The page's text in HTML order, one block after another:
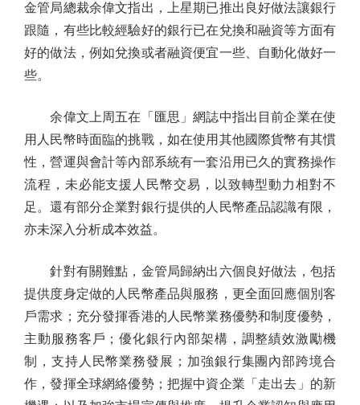
金管局總裁余偉文指出，上星期已推出良好做法讓銀行
跟隨，有些比較經驗好的銀行已在兌換和融資等方面有
好的做法，例如兌換或者融資便宜一些、自動化做好一
些。
余偉文上周五在「匯思」網誌中指出目前企業在使
用人民幣時面臨的挑戰，如在使用其他國際貨幣有其慣
性，營運與會計等內部系統有一套沿用已久的實務操作
流程，未必能支援人民幣交易，以致轉型動力相對不
足。還有部分企業對銀行提供的人民幣產品認識有限，
亦未深入分析成本效益。
針對有關難點，金管局歸納出六個良好做法，包括
提供度身定做的人民幣產品與服務，更全面回應個別客
戶需求；充分發揮香港的人民幣業務優勢和制度優勢，
主動服務客戶；優化銀行內部架構，調整績效激勵機
制，支持人民幣業務發展；加強銀行集團內部跨境合
作，發揮全球網絡優勢；把握中資企業「走出去」的新